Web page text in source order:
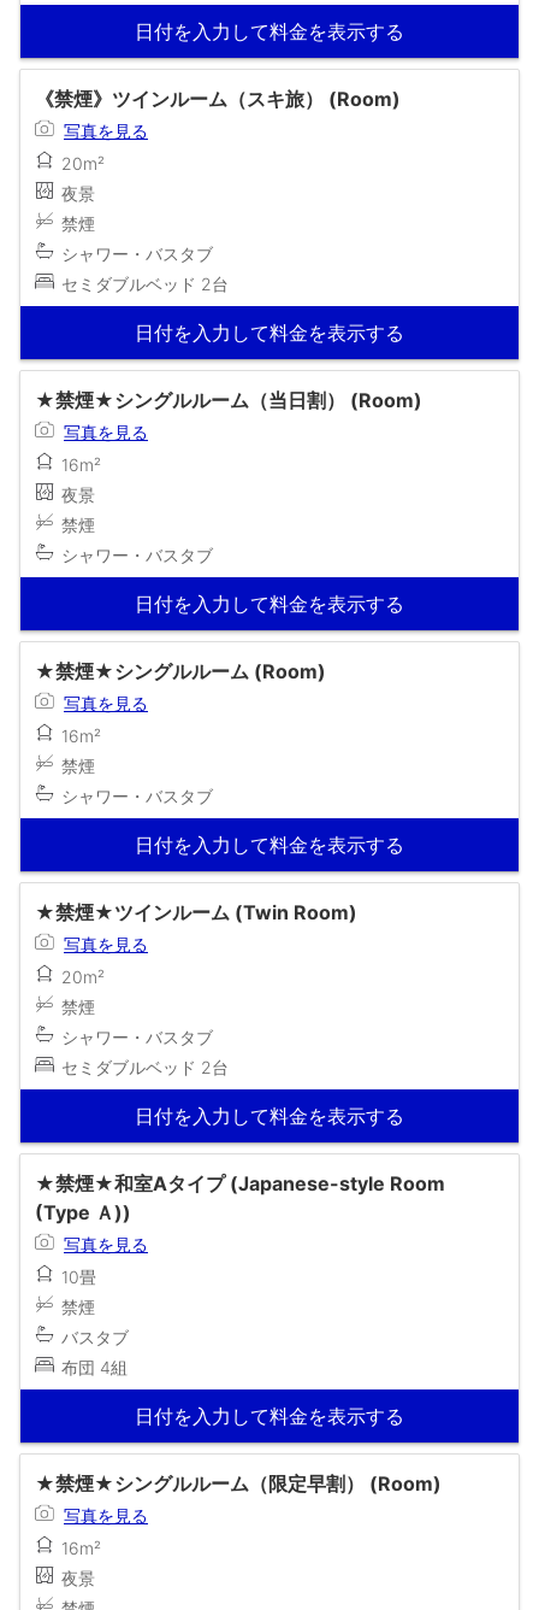
日付を入力して料金を表示する
《禁煙》ツインルーム（スキ旅） (Room)
写真を見る
20m²
夜景
禁煙
シャワー・バスタブ
セミダブルベッド 2台
日付を入力して料金を表示する
★禁煙★シングルルーム（当日割） (Room)
写真を見る
16m²
夜景
禁煙
シャワー・バスタブ
日付を入力して料金を表示する
★禁煙★シングルルーム (Room)
写真を見る
16m²
禁煙
シャワー・バスタブ
日付を入力して料金を表示する
★禁煙★ツインルーム (Twin Room)
写真を見る
20m²
禁煙
シャワー・バスタブ
セミダブルベッド 2台
日付を入力して料金を表示する
★禁煙★和室Aタイプ (Japanese-style Room
(Type Ａ))
写真を見る
10畳
禁煙
バスタブ
布団 4組
日付を入力して料金を表示する
★禁煙★シングルルーム（限定早割） (Room)
写真を見る
16m²
夜景